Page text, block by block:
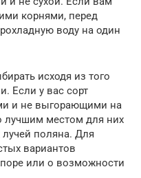
корнями, перед
воду на один
исходя из того
Если у вас сорт
и не выгорающими на
лучшим местом для них
поляна. Для
вариантов
или о возможности